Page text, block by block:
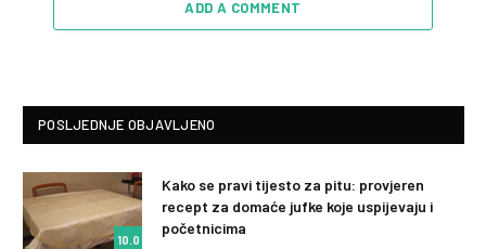
ADD A COMMENT
POSLJEDNJE OBJAVLJENO
10.0
Kako se pravi tijesto za pitu: provjeren
recept za domaće jufke koje uspijevaju i
početnicima